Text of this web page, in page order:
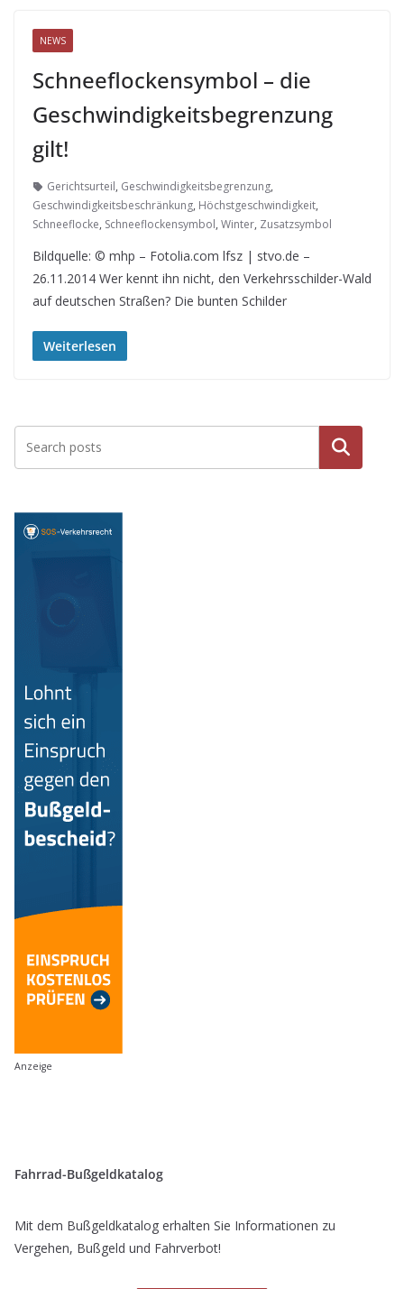
NEWS
Schneeflockensymbol – die
Geschwindigkeitsbegrenzung
gilt!
Gerichtsurteil, Geschwindigkeitsbegrenzung,
Geschwindigkeitsbeschränkung, Höchstgeschwindigkeit,
Schneeflocke, Schneeflockensymbol, Winter, Zusatzsymbol
Bildquelle: © mhp – Fotolia.com lfsz | stvo.de –
26.11.2014 Wer kennt ihn nicht, den Verkehrsschilder-Wald
auf deutschen Straßen? Die bunten Schilder
Weiterlesen
Suche
Anzeige
Fahrrad-Bußgeldkatalog
Mit dem Bußgeldkatalog erhalten Sie Informationen zu
Vergehen, Bußgeld und Fahrverbot!